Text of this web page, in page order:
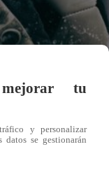
tu
y personalizar
datos se gestionarán